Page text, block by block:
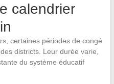
calendrier
certaines périodes de congé
districts. Leur durée varie,
du système éducatif